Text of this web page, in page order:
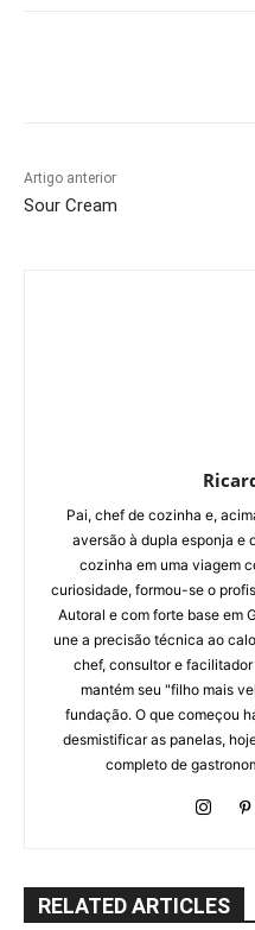
Artigo anterior
Sour Cream
Pai, chef de cozinha e,
aversão à dupla esponja e
cozinha em uma viagem
curiosidade, formou-se o
Autoral e com forte base em
une a precisão técnica ao
chef, consultor e facilitador
mantém seu "filho mais
fundação. O que começou
desmistificar as panelas,
completo de
RELATED ARTICLES